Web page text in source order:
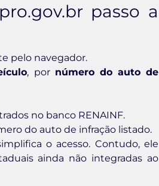
passo a
pelo navegador.
, por número do auto de
no banco RENAINF.
do auto de infração listado.
o acesso. Contudo, ele
ainda não integradas ao